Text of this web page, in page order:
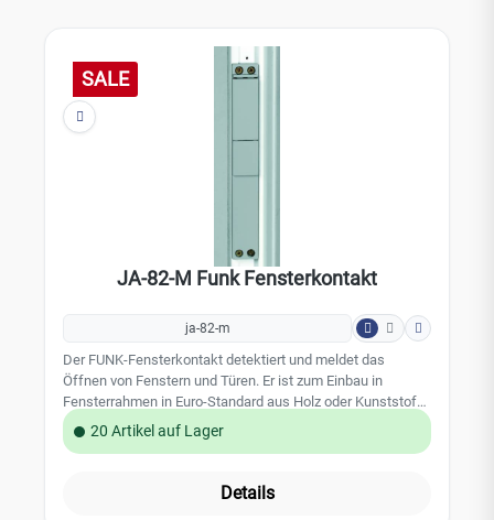
unscharf geschaltet hat. Bei Verlust des Codeträgers kann
dieser sofort aus dem System gelöscht werden und eine
Bedienung des Alarmsystems ist nicht mehr möglich.
Technische Daten: geeignet für Jablotron RFID Leser
geeignet für Dahua Türsprechsysteme kompakte Bauform
SALE
JA-82-M Funk Fensterkontakt
ja-82-m
Der FUNK-Fensterkontakt detektiert und meldet das
Öffnen von Fenstern und Türen. Er ist zum Einbau in
Fensterrahmen in Euro-Standard aus Holz oder Kunststoff
geeignet. Leistungsmerkmale: besonders unauffällig zum
Einbau in den Fensterrahmen inklusive Batterien
CR2354 durchschnittliche Batterielebensdauer: 3 Jahre
20 Artikel auf Lager
Details